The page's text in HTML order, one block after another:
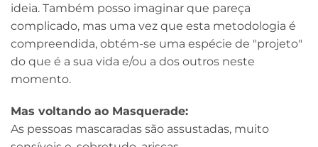
ideia. Também posso imaginar que pareça
complicado, mas uma vez que esta metodologia é
compreendida, obtém-se uma espécie de "projeto"
do que é a sua vida e/ou a dos outros neste
momento.
Mas voltando ao Masquerade:
As pessoas mascaradas são assustadas, muito